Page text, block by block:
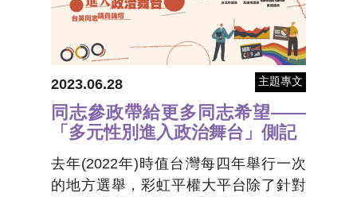
2023.06.28 主題專文
同志參政帶給更多同志希望——
「多元性別進入政治舞台」側記
去年(2022年)時值台灣每四年舉行一次
的地方選舉，彩虹平權大平台除了針對